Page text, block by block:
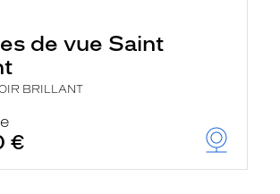
de vue Saint
BRILLANT
€